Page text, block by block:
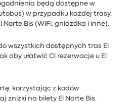
będą dostępne w
w przypadku każdej trasy,
Norte Bis (WiFi, gniazdka i inne).
wszystkich dostępnych tras El
aby ułatwić Ci rezerwacje u El
korzystając z kodów
zniżki na bilety El Norte Bis.